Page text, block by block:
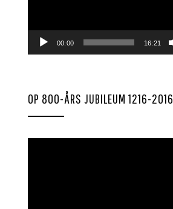
00:00 16:21
OP 800-ÅRS JUBILEUM 1216-2016